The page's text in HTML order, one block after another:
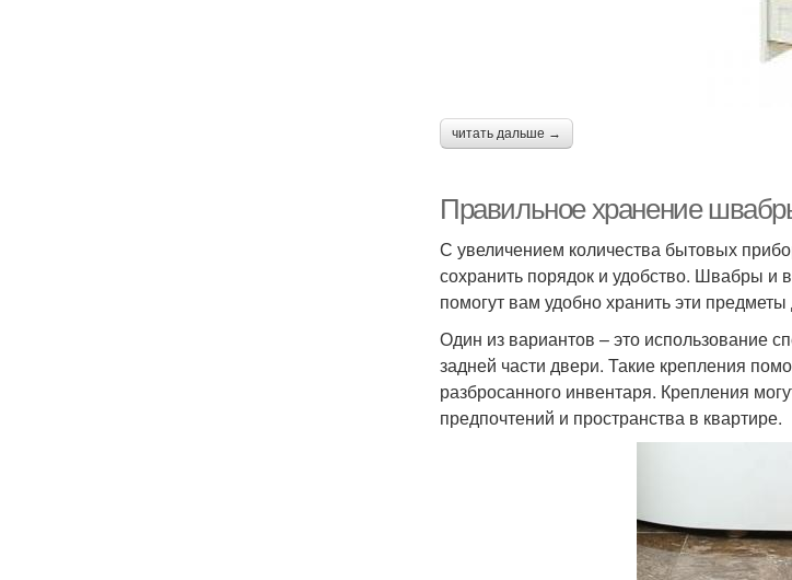
читать дальше →
Правильное хранение
С увеличением количества бытовых
сохранить порядок и удобство. Швабры
помогут вам удобно хранить эти
Один из вариантов – это использование
задней части двери. Такие крепления
разбросанного инвентаря. Крепления
предпочтений и пространства в квартире.